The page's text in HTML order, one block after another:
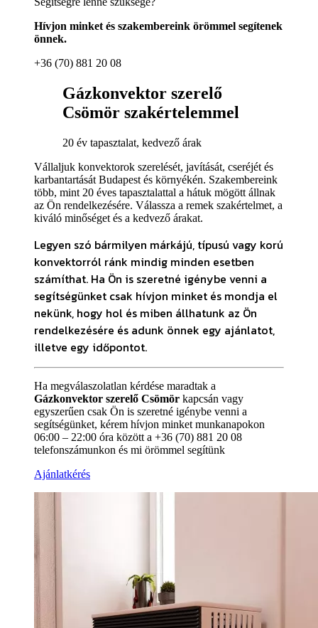
Hívjon minket és szakembereink örömmel segítenek
önnek.
+36 (70) 881 20 08
Gázkonvektor szerelő
Csömör szakértelemmel
20 év tapasztalat, kedvező árak
Vállaljuk konvektorok szerelését, javítását, cseréjét és
karbantartását Budapest és környékén. Szakembereink
több, mint 20 éves tapasztalattal a hátuk mögött állnak
az Ön rendelkezésére. Válassza a remek szakértelmet, a
kiváló minőséget és a kedvező árakat.
Legyen szó bármilyen márkájú, típusú vagy korú
konvektorról ránk mindig minden esetben
számíthat. Ha Ön is szeretné igénybe venni a
segítségünket csak hívjon minket és mondja el
nekünk, hogy hol és miben állhatunk az Ön
rendelkezésére és adunk önnek egy ajánlatot,
illetve egy időpontot.
Ha megválaszolatlan kérdése maradtak a
Gázkonvektor szerelő Csömör kapcsán vagy
egyszerűen csak Ön is szeretné igénybe venni a
segítségünket, kérem hívjon minket munkanapokon
06:00 – 22:00 óra között a +36 (70) 881 20 08
telefonszámunkon és mi örömmel segítünk
Ajánlatkérés